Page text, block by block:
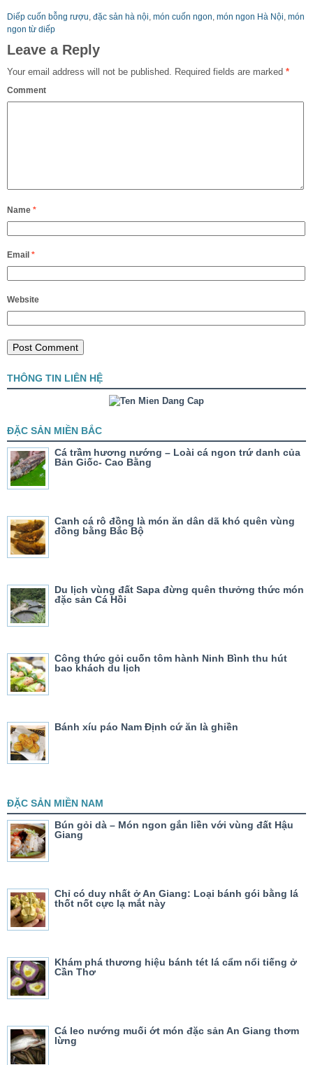
Diếp cuốn bỗng rượu đặc sản hà nội món cuốn ngon món ngon Hà Nội món
ngon từ diếp
Leave a Reply
Your email address will not be published. Required fields are marked *
Comment
Name *
Email *
Website
THÔNG TIN LIÊN HỆ
ĐẶC SẢN MIỀN BẮC
Cá trầm hương nướng – Loài cá ngon trứ danh của
Bản Giốc- Cao Bằng
Canh cá rô đồng là món ăn dân dã khó quên vùng
đồng bằng Bắc Bộ
Du lịch vùng đất Sapa đừng quên thưởng thức món
đặc sản Cá Hồi
Công thức gỏi cuốn tôm hành Ninh Bình thu hút
bao khách du lịch
Bánh xíu páo Nam Định cứ ăn là ghiền
ĐẶC SẢN MIỀN NAM
Bún gỏi dà – Món ngon gắn liền với vùng đất Hậu
Giang
Chỉ có duy nhất ở An Giang: Loại bánh gói bằng lá
thốt nốt cực lạ mắt này
Khám phá thương hiệu bánh tét lá cẩm nổi tiếng ở
Cần Thơ
Cá leo nướng muối ớt món đặc sản An Giang thơm
lừng